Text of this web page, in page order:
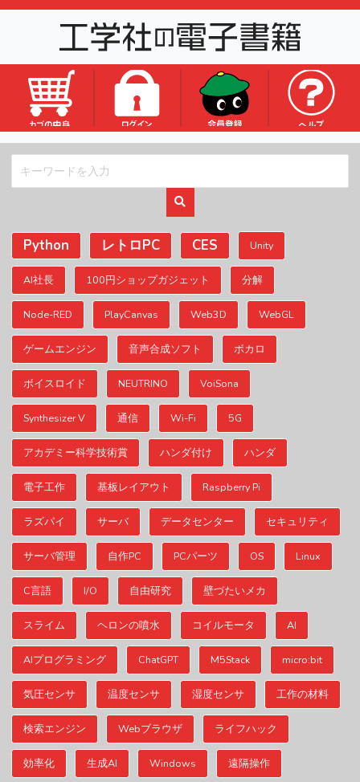
Python レトロPC CES Unity
AI社長 100円ショップガジェット 分解
Node-RED PlayCanvas Web3D WebGL
ゲームエンジン 音声合成ソフト ボカロ
ボイスロイド NEUTRINO VoiSona
Synthesizer V 通信 Wi-Fi 5G
アカデミー科学技術賞 ハンダ付け ハンダ
電子工作 基板レイアウト Raspberry Pi
ラズパイ サーバ データセンター セキュリティ
サーバ管理 自作PC PCパーツ OS Linux
C言語 I/O 自由研究 壁づたいメカ
スライム ヘロンの噴水 コイルモータ AI
AIプログラミング ChatGPT M5Stack micro:bit
気圧センサ 温度センサ 湿度センサ 工作の材料
検索エンジン Webブラウザ ライフハック
効率化 生成AI Windows 遠隔操作